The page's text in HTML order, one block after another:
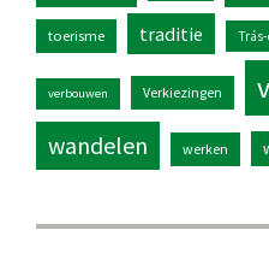
toerisme traditie
verbouwen Verkiezingen
wandelen werken